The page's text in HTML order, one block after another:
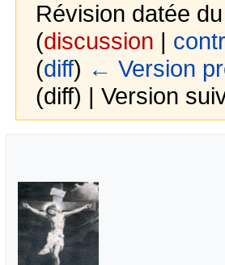
Révision datée
(discussion |
(diff) ← Version
(diff) | Version
navigation
recherche